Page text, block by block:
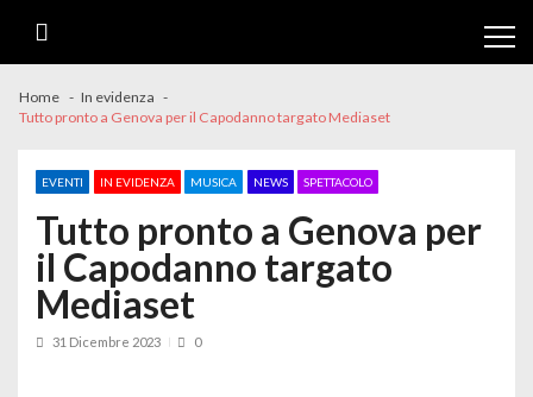
Home
In evidenza
Tutto pronto a Genova per il Capodanno targato Mediaset
EVENTI IN EVIDENZA MUSICA NEWS SPETTACOLO
Tutto pronto a Genova per
il Capodanno targato
Mediaset
31 Dicembre 2023 0